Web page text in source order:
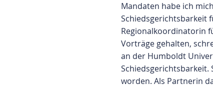
Mandaten habe ich
Schiedsgerichtsbarkeit
Regionalkoordinatorin
Vorträge gehalten,
an der Humboldt
Schiedsgerichtsbarkeit.
worden. Als Partnerin